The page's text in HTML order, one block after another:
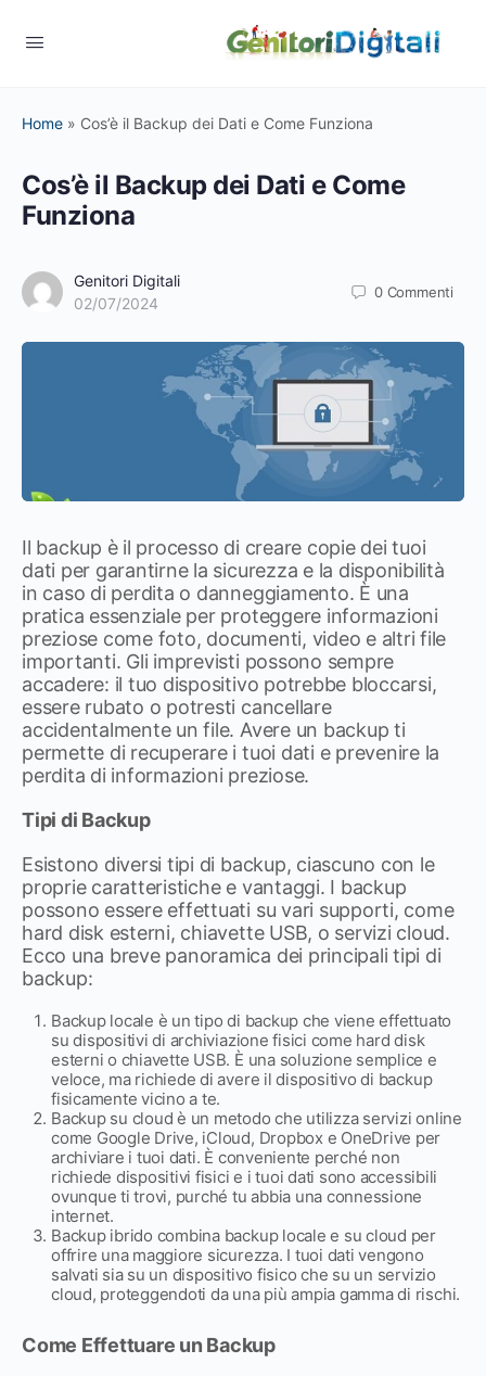
Home » Cos’è il Backup dei Dati e Come Funziona
Cos’è il Backup dei Dati e Come
Funziona
Genitori Digitali
02/07/2024
0 Commenti
Il backup è il processo di creare copie dei tuoi
dati per garantirne la sicurezza e la disponibilità
in caso di perdita o danneggiamento. È una
pratica essenziale per proteggere informazioni
preziose come foto, documenti, video e altri file
importanti. Gli imprevisti possono sempre
accadere: il tuo dispositivo potrebbe bloccarsi,
essere rubato o potresti cancellare
accidentalmente un file. Avere un backup ti
permette di recuperare i tuoi dati e prevenire la
perdita di informazioni preziose.
Tipi di Backup
Esistono diversi tipi di backup, ciascuno con le
proprie caratteristiche e vantaggi. I backup
possono essere effettuati su vari supporti, come
hard disk esterni, chiavette USB, o servizi cloud.
Ecco una breve panoramica dei principali tipi di
backup:
Backup locale è un tipo di backup che viene effettuato
su dispositivi di archiviazione fisici come hard disk
esterni o chiavette USB. È una soluzione semplice e
veloce, ma richiede di avere il dispositivo di backup
fisicamente vicino a te.
Backup su cloud è un metodo che utilizza servizi online
come Google Drive, iCloud, Dropbox e OneDrive per
archiviare i tuoi dati. È conveniente perché non
richiede dispositivi fisici e i tuoi dati sono accessibili
ovunque ti trovi, purché tu abbia una connessione
internet.
Backup ibrido combina backup locale e su cloud per
offrire una maggiore sicurezza. I tuoi dati vengono
salvati sia su un dispositivo fisico che su un servizio
cloud, proteggendoti da una più ampia gamma di rischi.
Come Effettuare un Backup